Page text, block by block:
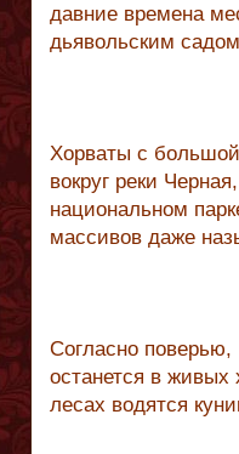
давние времена
дьявольским
Хорваты с
вокруг реки
национальном
массивов даже
Согласно поверью,
останется в
лесах водятся